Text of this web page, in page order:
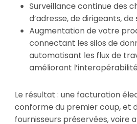
Surveillance continue des
d’adresse, de dirigeants,
Augmentation de votre
connectant les silos de
automatisant les flux de
améliorant
Le résultat : une facturation
conforme du premier coup, et
fournisseurs préservées, voire